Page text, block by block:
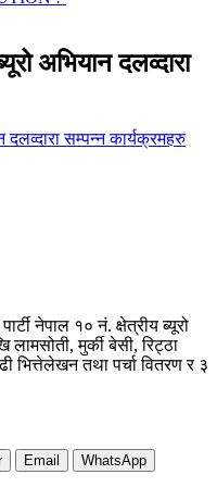
अभियान दलव्दारा
नेपाल १० नं. क्षेत्रीय ब्यूरो
मुर्की बेसी, रिट्ठा
भित्तेलेखन तथा पर्चा वितरण र ३
Email WhatsApp